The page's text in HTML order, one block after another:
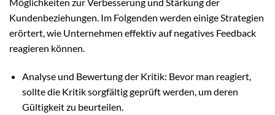
Kundenbeziehungen. Im Folgenden werden einige Strategien
erörtert, wie Unternehmen effektiv auf negatives Feedback
reagieren können.
Analyse und Bewertung der Kritik: Bevor man reagiert,
sollte die Kritik sorgfältig geprüft werden, um deren
Gültigkeit zu beurteilen.